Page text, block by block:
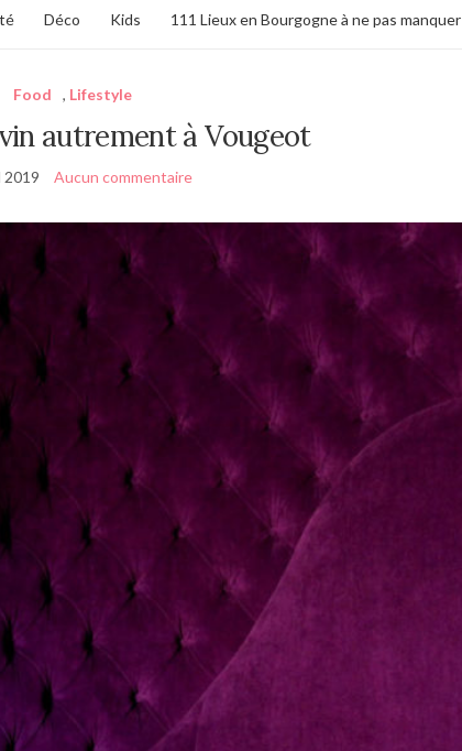
Déco Kids 111 Lieux en Bourgogne à ne pas manquer
Food , Lifestyle
autrement à Vougeot
2019 Aucun commentaire